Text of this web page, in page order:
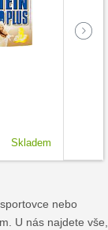
Skladem
nebo
U nás najdete vše,